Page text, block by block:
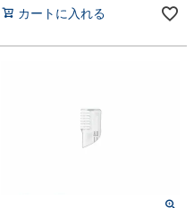
カートに入れる